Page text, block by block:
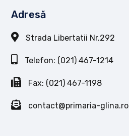
Adresă
Strada Libertatii Nr.292
Telefon: (021) 467-1214
Fax: (021) 467-1198
contact@primaria-glina.ro